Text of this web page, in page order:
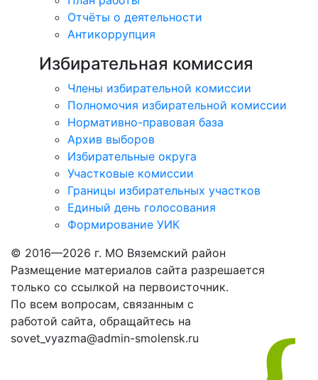
Отчёты о деятельности
Антикоррупция
Избирательная комиссия
Члены избирательной комиссии
Полномочия избирательной комиссии
Нормативно-правовая база
Архив выборов
Избирательные округа
Участковые комиссии
Границы избирательных участков
Единый день голосования
Формирование УИК
© 2016—2026 г. МО Вяземский район
Размещение материалов сайта разрешается
только со ссылкой на первоисточник.
По всем вопросам, связанным с
работой сайта, обращайтесь на
sovet_vyazma@admin-smolensk.ru